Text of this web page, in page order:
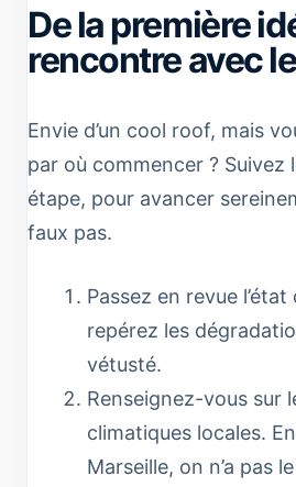
De la première
rencontre avec
Envie d’un cool roof, mais
par où commencer ? Suivez
étape, pour avancer
faux pas.
Passez en revue
repérez les
vétusté.
Renseignez-vous sur
climatiques locales.
Marseille, on n’a pas